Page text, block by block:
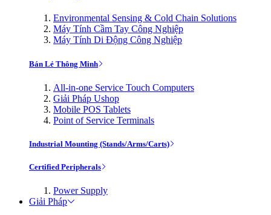
Environmental Sensing & Cold Chain Solutions
Máy Tính Cầm Tay Công Nghiệp
Máy Tính Di Động Công Nghiệp
Bán Lẻ Thông Minh
All-in-one Service Touch Computers
Giải Pháp Ushop
Mobile POS Tablets
Point of Service Terminals
Industrial Mounting (Stands/Arms/Carts)
Certified Peripherals
Power Supply
Giải Pháp